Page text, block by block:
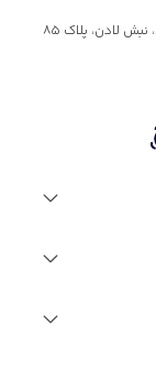
لادن، پلاک ۸۵